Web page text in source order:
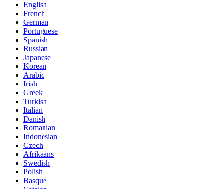
English
French
German
Portuguese
Spanish
Russian
Japanese
Korean
Arabic
Irish
Greek
Turkish
Italian
Danish
Romanian
Indonesian
Czech
Afrikaans
Swedish
Polish
Basque